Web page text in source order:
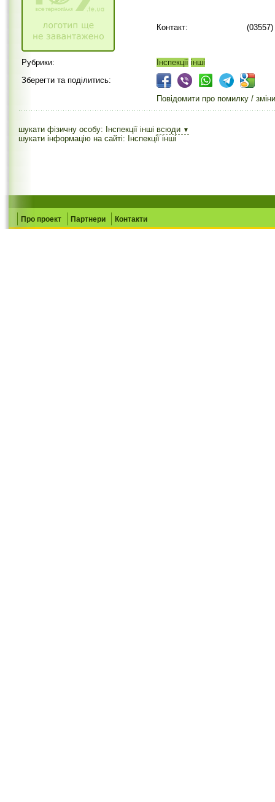
Контакт:
Рубрики: Інспекції інші
Зберегти та поділитись:
Повідомити про помилку / зміни
шукати фізичну особу: Інспекції інші всюди ▼
шукати інформацію на сайті: Інспекції інші
Про проект Партнери Контакти